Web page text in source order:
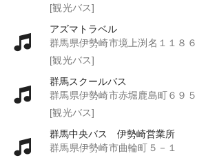
[観光バス]
アズマトラベル
群馬県伊勢崎市境上渕名１１８６
[観光バス]
群馬スクールバス
群馬県伊勢崎市赤堀鹿島町６９５
[観光バス]
群馬中央バス 伊勢崎営業所
群馬県伊勢崎市曲輪町５－１